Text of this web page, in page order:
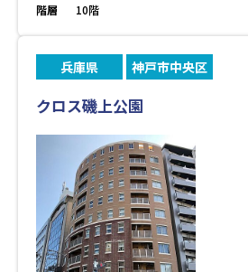
階層
10階
兵庫県 神戸市中央区
クロス磯上公園